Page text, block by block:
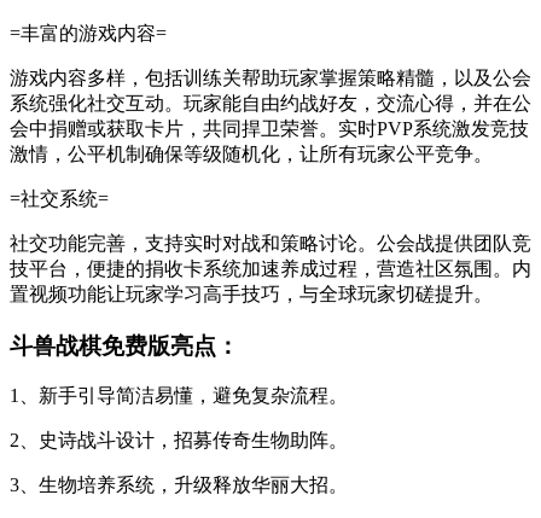
=丰富的游戏内容=
游戏内容多样，包括训练关帮助玩家掌握策略精髓，以及公会
系统强化社交互动。玩家能自由约战好友，交流心得，并在公
会中捐赠或获取卡片，共同捍卫荣誉。实时PVP系统激发竞技
激情，公平机制确保等级随机化，让所有玩家公平竞争。
=社交系统=
社交功能完善，支持实时对战和策略讨论。公会战提供团队竞
技平台，便捷的捐收卡系统加速养成过程，营造社区氛围。内
置视频功能让玩家学习高手技巧，与全球玩家切磋提升。
斗兽战棋免费版亮点：
1、新手引导简洁易懂，避免复杂流程。
2、史诗战斗设计，招募传奇生物助阵。
3、生物培养系统，升级释放华丽大招。